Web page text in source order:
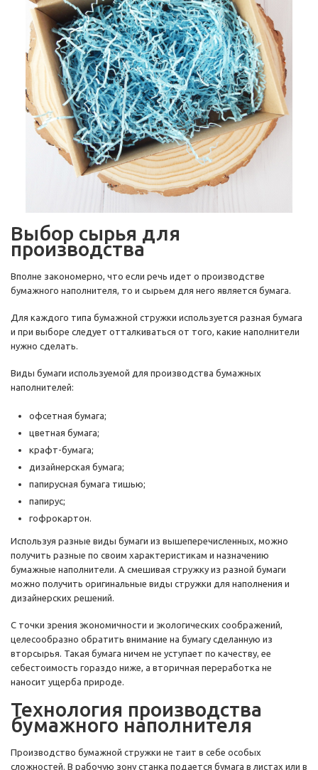
Выбор сырья для
производства
Вполне закономерно, что если речь идет о производстве
бумажного наполнителя, то и сырьем для него является бумага.
Для каждого типа бумажной стружки используется разная бумага
и при выборе следует отталкиваться от того, какие наполнители
нужно сделать.
Виды бумаги используемой для производства бумажных
наполнителей:
офсетная бумага;
цветная бумага;
крафт-бумага;
дизайнерская бумага;
папирусная бумага тишью;
папирус;
гофрокартон.
Используя разные виды бумаги из вышеперечисленных, можно
получить разные по своим характеристикам и назначению
бумажные наполнители. А смешивая стружку из разной бумаги
можно получить оригинальные виды стружки для наполнения и
дизайнерских решений.
С точки зрения экономичности и экологических соображений,
целесообразно обратить внимание на бумагу сделанную из
вторсырья. Такая бумага ничем не уступает по качеству, ее
себестоимость гораздо ниже, а вторичная переработка не
наносит ущерба природе.
Технология производства
бумажного наполнителя
Производство бумажной стружки не таит в себе особых
сложностей. В рабочую зону станка подается бумага в листах или в